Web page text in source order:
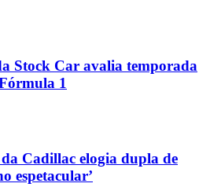
Stock Car avalia temporada
1
da Cadillac elogia dupla de
espetacular’